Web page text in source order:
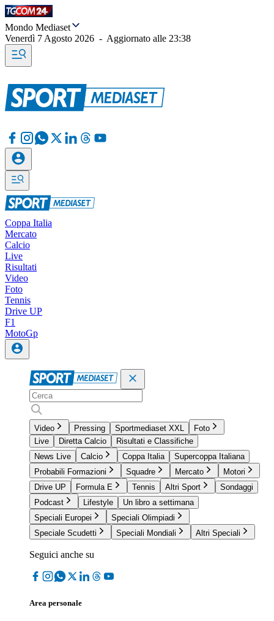
Mondo Mediaset
Venerdì 7 Agosto 2026 - Aggiornato alle 23:38
Coppa Italia
Mercato
Calcio
Live
Risultati
Video
Foto
Tennis
Drive UP
F1
MotoGp
Video Pressing Sportmediaset XXL
Foto
Live
Diretta Calcio
Risultati e Classifiche
News Live
Calcio Coppa Italia
Supercoppa Italiana
Probabili Formazioni
Squadre Mercato
Motori
Drive UP
Formula E Tennis Altri Sport
Sondaggi
Podcast
Lifestyle
Un libro a settimana
Speciali Europei
Speciali Olimpiadi
Speciale Scudetti
Speciali Mondiali Altri Speciali
Seguici anche su
Area personale